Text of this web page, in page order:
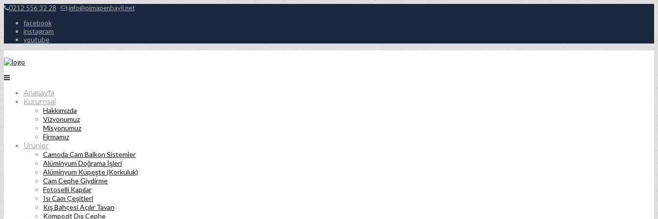
0212 556 32 28 info@pimapenbayii.net
facebook
instagram
youtube
Anasayfa
Kurumsal
Hakkımızda
Vizyonumuz
Misyonumuz
Firmamız
Ürünler
Camoda Cam Balkon Sistemler
Alüminyum Doğrama İşleri
Alüminyum Küpeşte (Korkuluk)
Cam Cephe Giydirme
Fotoselli Kapılar
Isı Cam Çeşitleri
Kış Bahçesi Açılır Tavan
Kompozit Dış Cephe